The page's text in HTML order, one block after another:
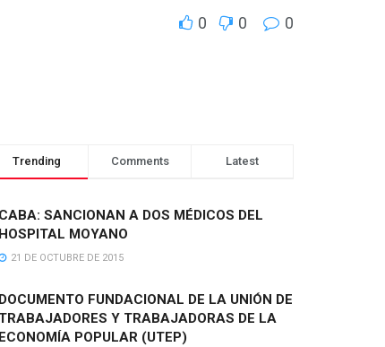
0 0 0
Trending Comments Latest
CABA: SANCIONAN A DOS MÉDICOS DEL
HOSPITAL MOYANO
21 DE OCTUBRE DE 2015
DOCUMENTO FUNDACIONAL DE LA UNIÓN DE
TRABAJADORES Y TRABAJADORAS DE LA
ECONOMÍA POPULAR (UTEP)